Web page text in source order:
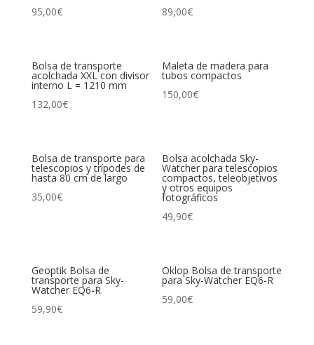
95,00€
89,00€
Bolsa de transporte
acolchada XXL con divisor
interno L = 1210 mm
132,00€
Maleta de madera para
tubos compactos
150,00€
Bolsa de transporte para
telescopios y trípodes de
hasta 80 cm de largo
35,00€
Bolsa acolchada Sky-
Watcher para telescopios
compactos, teleobjetivos
y otros equipos
fotográficos
49,90€
Geoptik Bolsa de
transporte para Sky-
Watcher EQ6-R
59,90€
Oklop Bolsa de transporte
para Sky-Watcher EQ6-R
59,00€